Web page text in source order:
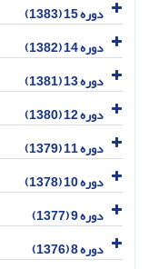
دوره 15 (1383)
دوره 14 (1382)
دوره 13 (1381)
دوره 12 (1380)
دوره 11 (1379)
دوره 10 (1378)
دوره 9 (1377)
دوره 8 (1376)